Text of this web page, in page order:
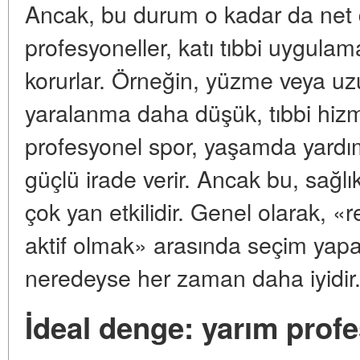
Ancak, bu durum o kadar da net
profesyoneller, katı tıbbi
korurlar. Örneğin, yüzme veya
yaralanma daha düşük, tıbbi
profesyonel spor, yaşamda
güçlü irade verir. Ancak bu,
çok yan etkilidir. Genel olarak,
aktif olmak» arasında seçim
neredeyse her zaman daha iyidir.
İdeal denge: yarım